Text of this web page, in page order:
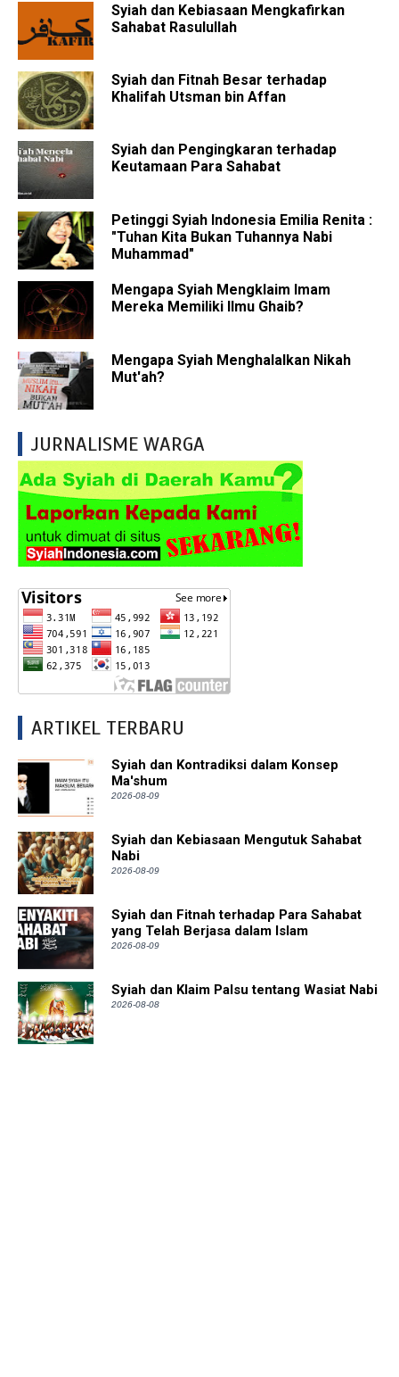
Syiah dan Kebiasaan Mengkafirkan
Sahabat Rasulullah
Syiah dan Fitnah Besar terhadap
Khalifah Utsman bin Affan
Syiah dan Pengingkaran terhadap
Keutamaan Para Sahabat
Petinggi Syiah Indonesia Emilia Renita :
"Tuhan Kita Bukan Tuhannya Nabi
Muhammad"
Mengapa Syiah Mengklaim Imam
Mereka Memiliki Ilmu Ghaib?
Mengapa Syiah Menghalalkan Nikah
Mut'ah?
JURNALISME WARGA
ARTIKEL TERBARU
Syiah dan Kontradiksi dalam Konsep
Ma'shum
2026-08-09
Syiah dan Kebiasaan Mengutuk Sahabat
Nabi
2026-08-09
Syiah dan Fitnah terhadap Para Sahabat
yang Telah Berjasa dalam Islam
2026-08-09
Syiah dan Klaim Palsu tentang Wasiat Nabi
2026-08-08